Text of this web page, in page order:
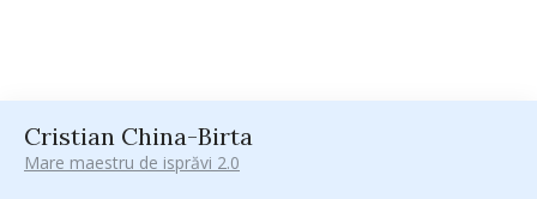
Cristian China-Birta
Mare maestru de isprăvi 2.0